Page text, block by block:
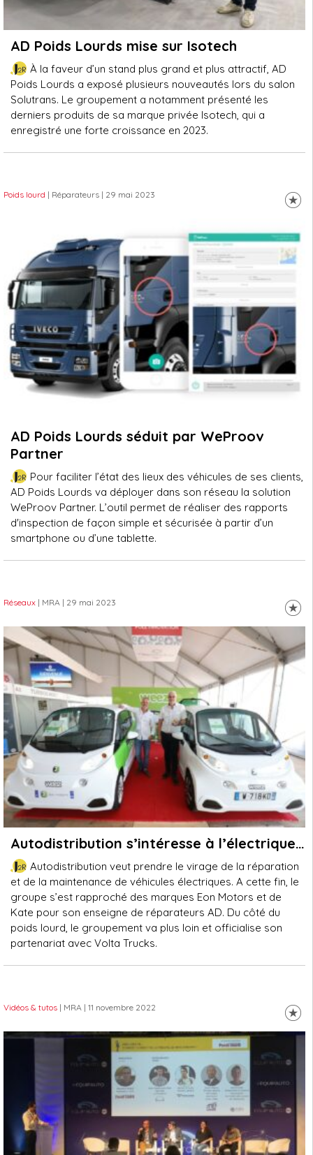
AD Poids Lourds mise sur Isotech
À la faveur d’un stand plus grand et plus attractif, AD
Poids Lourds a exposé plusieurs nouveautés lors du salon
Solutrans. Le groupement a notamment présenté les
derniers produits de sa marque privée Isotech, qui a
enregistré une forte croissance en 2023.
Poids lourd | Réparateurs | 29 mai 2023
AD Poids Lourds séduit par WeProov
Partner
Pour faciliter l’état des lieux des véhicules de ses clients,
AD Poids Lourds va déployer dans son réseau la solution
WeProov Partner. L’outil permet de réaliser des rapports
d'inspection de façon simple et sécurisée à partir d’un
smartphone ou d’une tablette.
Réseaux | MRA | 29 mai 2023
Autodistribution s’intéresse à l’électrique…
Autodistribution veut prendre le virage de la réparation
et de la maintenance de véhicules électriques. A cette fin, le
groupe s’est rapproché des marques Eon Motors et de
Kate pour son enseigne de réparateurs AD. Du côté du
poids lourd, le groupement va plus loin et officialise son
partenariat avec Volta Trucks.
Vidéos & tutos | MRA | 11 novembre 2022